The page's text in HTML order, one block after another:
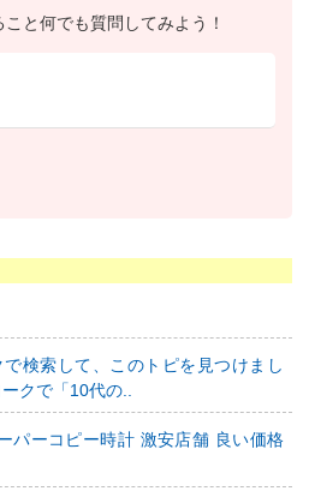
と何でも質問してみよう！
検索して、このトピを見つけまし
クで「10代の..
パーコピー時計 激安店舗 良い価格